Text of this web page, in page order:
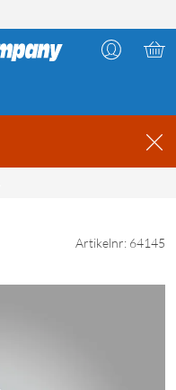
Artikelnr: 64145